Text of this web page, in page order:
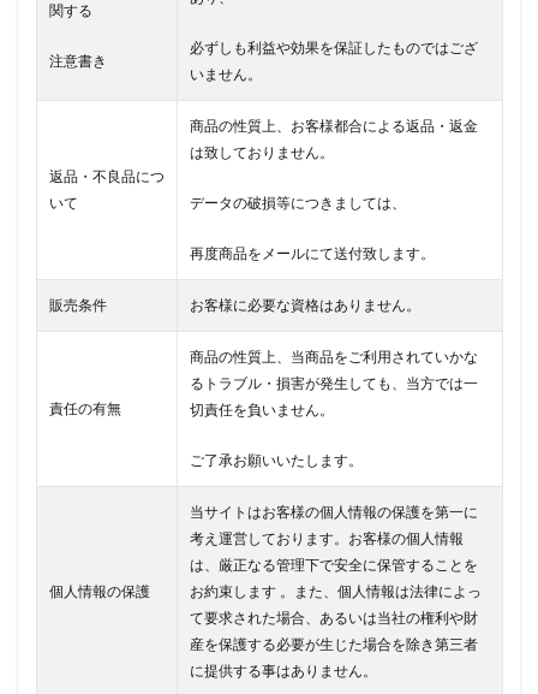
関する
注意書き
必ずしも利益や効果を保証したものではござ
いません。
返品・不良品につ
いて
商品の性質上、お客様都合による返品・返金
は致しておりません。
データの破損等につきましては、
再度商品をメールにて送付致します。
販売条件 お客様に必要な資格はありません。
責任の有無
商品の性質上、当商品をご利用されていかな
るトラブル・損害が発生しても、当方では一
切責任を負いません。
ご了承お願いいたします。
個人情報の保護
当サイトはお客様の個人情報の保護を第一に
考え運営しております。お客様の個人情報
は、厳正なる管理下で安全に保管することを
お約束します 。また、個人情報は法律によっ
て要求された場合、あるいは当社の権利や財
産を保護する必要が生じた場合を除き第三者
に提供する事はありません。